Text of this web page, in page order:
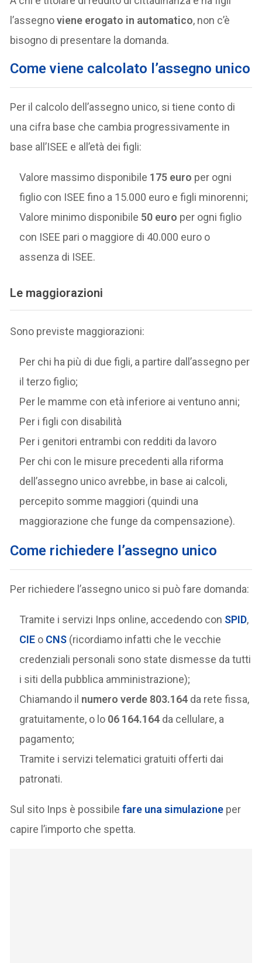
l’assegnoviene erogato in automatico, non c’è
bisogno di presentare la domanda.
Come viene calcolato l’assegno unico
Per il calcolo dell’assegno unico, si tiene conto di
una cifra base che cambia progressivamente in
base all’ISEE e all’età dei figli:
Valore massimo disponibile 175 euro per ogni
figlio con ISEE fino a 15.000 euro e figli minorenni;
Valore minimo disponibile 50 euro per ogni figlio
con ISEE pari o maggiore di 40.000 euro o
assenza di ISEE.
Le maggiorazioni
Sono previste maggiorazioni:
Per chi ha più di due figli, a partire dall’assegno per
il terzo figlio;
Per le mamme con età inferiore ai ventuno anni;
Per i figli con disabilità
Per i genitori entrambi con redditi da lavoro
Per chi con le misure precedenti alla riforma
dell’assegno unico avrebbe, in base ai calcoli,
percepito somme maggiori (quindi una
maggiorazione che funge da compensazione).
Come richiedere l’assegno unico
Per richiedere l’assegno unico si può fare domanda:
Tramite i servizi Inps online, accedendo con SPID,
CIE o CNS (ricordiamo infatti che le vecchie
credenziali personali sono state dismesse da tutti
i siti della pubblica amministrazione);
Chiamando il numero verde 803.164 da rete fissa,
gratuitamente, o lo 06 164.164 da cellulare, a
pagamento;
Tramite i servizi telematici gratuiti offerti dai
patronati.
Sul sito Inps è possibilefare una simulazione per
capire l’importo che spetta.